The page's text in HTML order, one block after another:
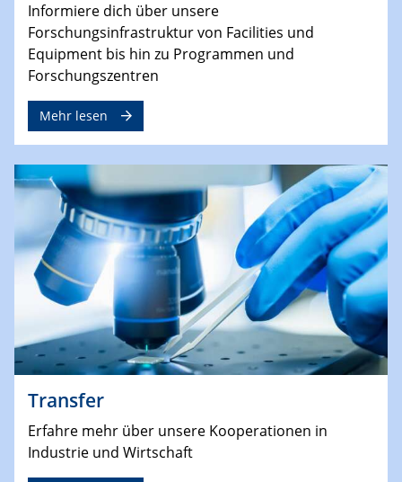
Informiere dich über unsere
Forschungsinfrastruktur von Facilities und
Equipment bis hin zu Programmen und
Forschungszentren
Mehr lesen
Transfer
Erfahre mehr über unsere Kooperationen in
Industrie und Wirtschaft